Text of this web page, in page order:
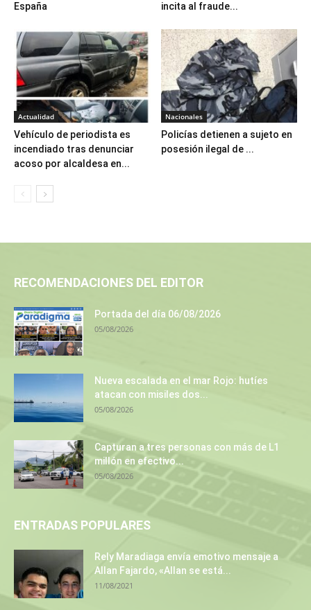
España
incita al fraude...
Actualidad
Vehículo de periodista es
incendiado tras denunciar
acoso por alcaldesa en...
Nacionales
Policías detienen a sujeto en
posesión ilegal de ...
RECOMENDACIONES DEL EDITOR
Portada del día 06/08/2026
05/08/2026
Nueva escalada en el mar Rojo: hutíes
atacan con misiles dos...
05/08/2026
Capturan a tres personas con más de L1
millón en efectivo...
05/08/2026
ENTRADAS POPULARES
Rely Maradiaga envía emotivo mensaje a
Allan Fajardo, «Allan se está...
11/08/2021